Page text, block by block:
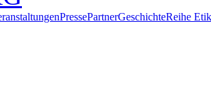
PressePartnerGeschichteReihe